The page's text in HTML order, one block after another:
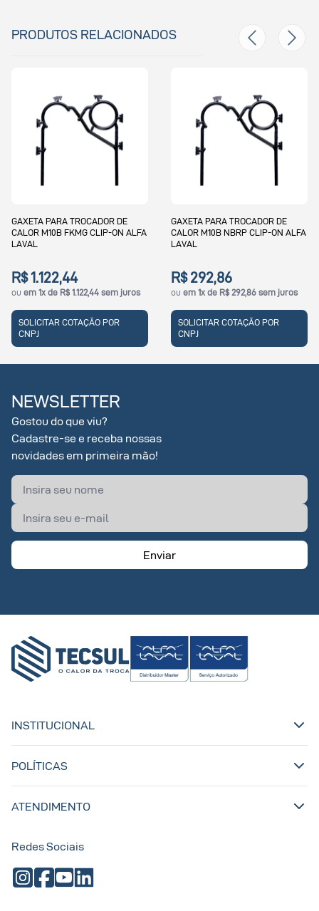
PRODUTOS RELACIONADOS
ALFA
GAXETA PARA TROCADOR DE
CALOR M10B NBRP CLIP-ON ALFA
R$ 292,86
ou em 1x de R$ 292,86 sem juros
SOLICITAR COTAÇÃO POR
GAXETA PARA TROCADOR
CALOR M15B NBRB CLIP-
R$ 285,31
ou em 1x de R$ 285,31 sem
SOLICITAR COTAÇÃO POR
NEWSLETTER
Gostou do que viu?
Cadastre-se e receba nossas
novidades em primeira mão!
Enviar
INSTITUCIONAL
POLÍTICAS
ATENDIMENTO
Redes Sociais